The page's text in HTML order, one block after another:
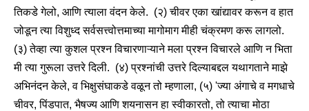
तिकडे गेलो, आणि त्याला वंदन केले. (२) चीवर एका खांद्यावर करून व हात
जोडून त्या विशुध्द सर्वसत्त्वोत्तमाच्या मागोमाग मीही चंक्रमण करू लागलो.
(३) तेव्हा त्या कुशल प्रश्न विचारणाऱ्याने मला प्रश्न विचारले आणि न भिता
मी त्या गुरूला उत्तरे दिली. (४) प्रश्नांची उत्तरे दिल्याबद्दल यथागताने माझे
अभिनंदन केले, व भिक्षुसंघाकडे वळून तो म्हणाला, (५) 'ज्या अंगाचे व मगधाचे
चीवर, पिंडपात, भैषज्य आणि शयनासन हा स्वीकारतो, तो त्याचा मोठा